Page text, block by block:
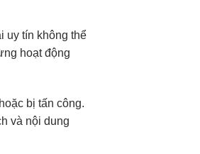
uy tín không thể
hoạt động
bị tấn công.
và nội dung